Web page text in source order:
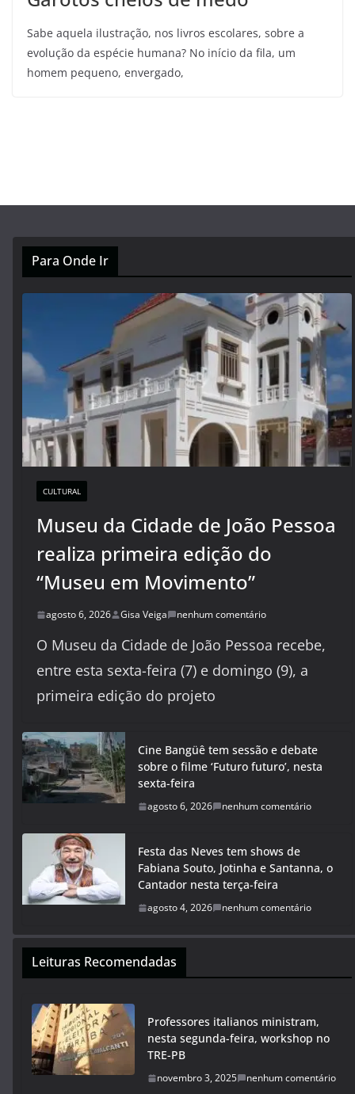
Sabe aquela ilustração, nos livros escolares, sobre a
evolução da espécie humana? No início da fila, um
homem pequeno, envergado,
Para Onde Ir
CULTURAL
Museu da Cidade de João Pessoa
realiza primeira edição do
“Museu em Movimento”
agosto 6, 2026 Gisa Veiga nenhum comentário
O Museu da Cidade de João Pessoa recebe,
entre esta sexta-feira (7) e domingo (9), a
primeira edição do projeto
Cine Bangüê tem sessão e debate
sobre o filme ‘Futuro futuro’, nesta
sexta-feira
agosto 6, 2026 nenhum comentário
Festa das Neves tem shows de
Fabiana Souto, Jotinha e Santanna, o
Cantador nesta terça-feira
agosto 4, 2026 nenhum comentário
Leituras Recomendadas
Professores italianos ministram,
nesta segunda-feira, workshop no
TRE-PB
novembro 3, 2025 nenhum comentário